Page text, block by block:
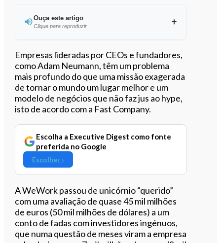
Ouça este artigo
Clique para reproduzir
Ouvir este artigo
Empresas lideradas por CEOs e fundadores,
como Adam Neumann, têm um problema
mais profundo do que uma missão exagerada
de tornar o mundo um lugar melhor e um
modelo de negócios que não faz jus ao hype,
isto de acordo com a Fast Company.
Escolha a Executive Digest como fonte
preferida no Google
Escolher ›
A WeWork passou de unicórnio “querido”
com uma avaliação de quase 45 mil milhões
de euros (50 mil milhões de dólares) a um
conto de fadas com investidores ingénuos,
que numa questão de meses viram a empresa